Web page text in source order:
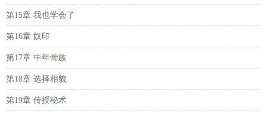
第15章 我也学会了
第16章 奴印
第17章 中年骨族
第18章 选择相貌
第19章 传授秘术